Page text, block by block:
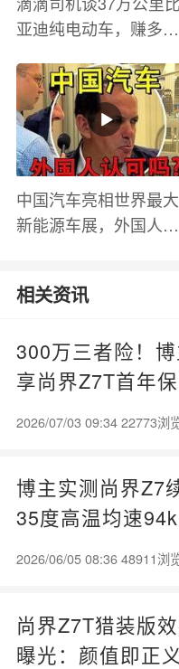
亚迪纯电动车，赚多少
有哪些？
中国汽车亮相世界最大
新能源车展，外国人怎
相关资讯
300万三者险！
享尚界Z7T首年保
比很多油车都低
2026/07/03 09:34 22773浏
博主实测尚界Z7
35度高温均速
了654公里
2026/06/05 08:36 48911浏
尚界Z7T猎装版
曝光：颜值即正